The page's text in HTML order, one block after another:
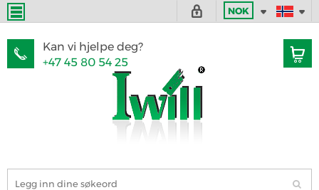
NOK
Kan vi hjelpe deg?
+47 45 80 54 25